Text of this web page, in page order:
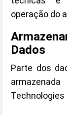
operação do
Dados
Parte dos
Technologies